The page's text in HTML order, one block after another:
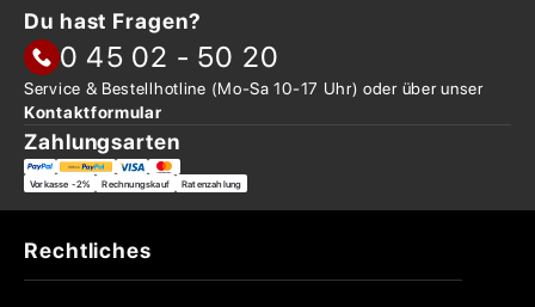
Du hast Fragen?
0 45 02 - 50 20
Service & Bestellhotline (Mo-Sa 10-17 Uhr) oder überunser
Kontaktformular
Zahlungsarten
Vorkasse -2% Rechnungskauf Ratenzahlung
Rechtliches